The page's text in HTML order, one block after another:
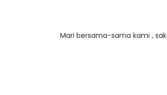
Mari bersama-sama kami ,
BEDAH TUNTAS SOALAN 1 TRIAL